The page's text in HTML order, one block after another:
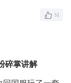
51
碎掌讲解